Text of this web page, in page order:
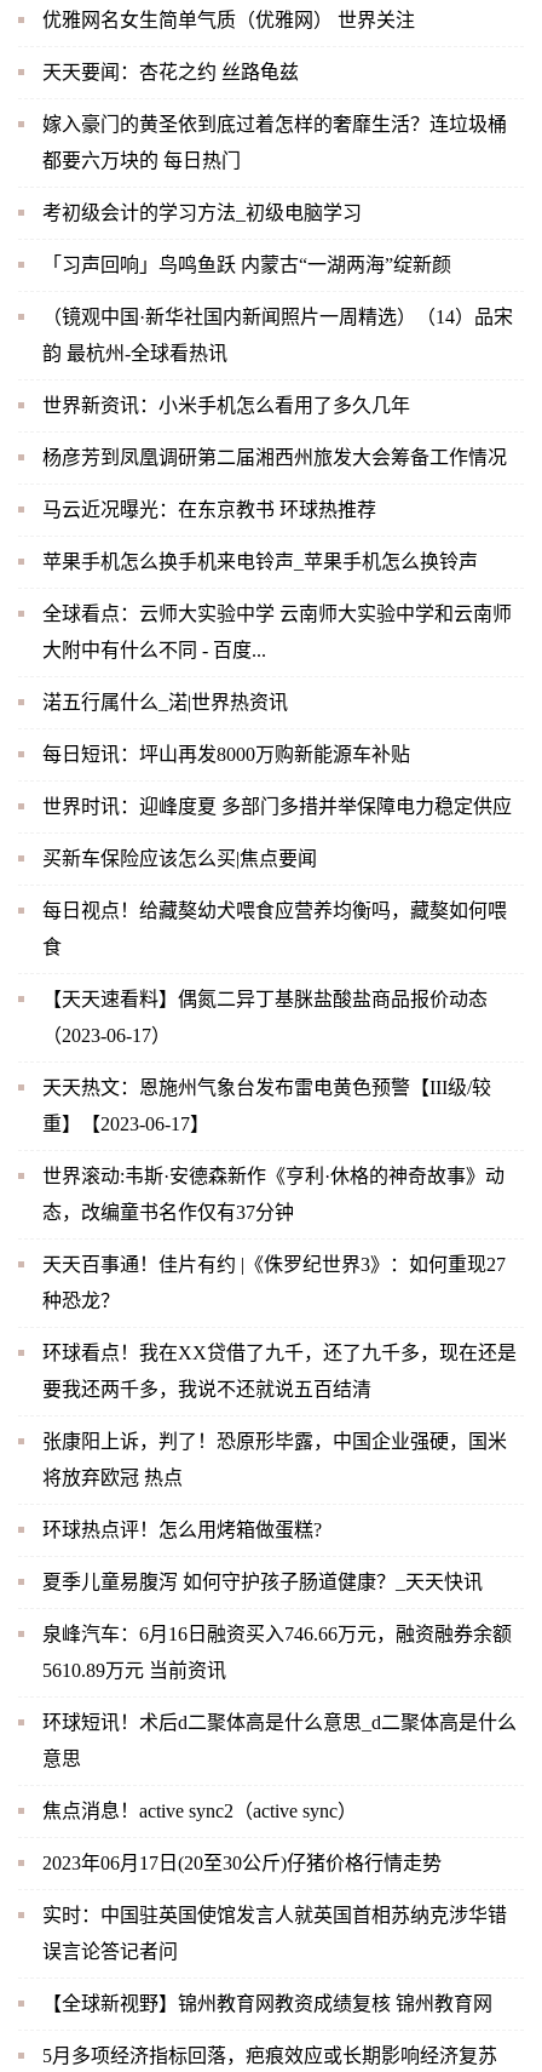
优雅网名女生简单气质（优雅网） 世界关注
天天要闻：杏花之约 丝路龟兹
嫁入豪门的黄圣依到底过着怎样的奢靡生活？连垃圾桶
都要六万块的 每日热门
考初级会计的学习方法_初级电脑学习
「习声回响」鸟鸣鱼跃 内蒙古“一湖两海”绽新颜
（镜观中国·新华社国内新闻照片一周精选）（14）品宋
韵 最杭州-全球看热讯
世界新资讯：小米手机怎么看用了多久几年
杨彦芳到凤凰调研第二届湘西州旅发大会筹备工作情况
马云近况曝光：在东京教书 环球热推荐
苹果手机怎么换手机来电铃声_苹果手机怎么换铃声
全球看点：云师大实验中学 云南师大实验中学和云南师
大附中有什么不同 - 百度...
渃五行属什么_渃|世界热资讯
每日短讯：坪山再发8000万购新能源车补贴
世界时讯：迎峰度夏 多部门多措并举保障电力稳定供应
买新车保险应该怎么买|焦点要闻
每日视点！给藏獒幼犬喂食应营养均衡吗，藏獒如何喂
食
【天天速看料】偶氮二异丁基脒盐酸盐商品报价动态
（2023-06-17）
天天热文：恩施州气象台发布雷电黄色预警【III级/较
重】【2023-06-17】
世界滚动:韦斯·安德森新作《亨利·休格的神奇故事》动
态，改编童书名作仅有37分钟
天天百事通！佳片有约 |《侏罗纪世界3》：如何重现27
种恐龙？
环球看点！我在XX贷借了九千，还了九千多，现在还是
要我还两千多，我说不还就说五百结清
张康阳上诉，判了！恐原形毕露，中国企业强硬，国米
将放弃欧冠 热点
环球热点评！怎么用烤箱做蛋糕?
夏季儿童易腹泻 如何守护孩子肠道健康？_天天快讯
泉峰汽车：6月16日融资买入746.66万元，融资融券余额
5610.89万元 当前资讯
环球短讯！术后d二聚体高是什么意思_d二聚体高是什么
意思
焦点消息！active sync2（active sync）
2023年06月17日(20至30公斤)仔猪价格行情走势
实时：中国驻英国使馆发言人就英国首相苏纳克涉华错
误言论答记者问
【全球新视野】锦州教育网教资成绩复核 锦州教育网
5月多项经济指标回落，疤痕效应或长期影响经济复苏